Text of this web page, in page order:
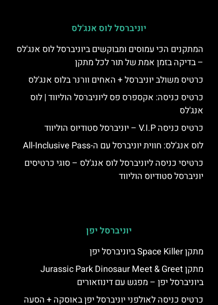
יוניברסל לוס אנג'לס
המתקנים הכי עמוסים ומבוקשים ביוניברסל לוס אנג'לס
– בדיקה בזמן אמת של תור לכל מתקן
כרטיס משולב יוניברסל + האחים וורנר בלוס אנג'לס
כרטיס כניסה: אקספרס פס ליוניברסל הוליווד | לוס
אנג'לס
כרטיס כניסה V.I.P – יוניברסל סטודיוס הוליווד
לוס אנג'לס: חווית יוניברסל עם ה-All-Inclusive Pass
כרטיסי כניסה ליוניברסל לוס אנג'לס – סוגי כרטיסים
יוניברסל סטודיוס הוליווד
יוניברסל יפן
מתקן Space Killer ביוניברסל יפן
מתקן Jurassic Park Dinosaur Meet & Greet
ביוניברסל יפן – מפגש עם דינוזאורים
כרטיס כניסה לאולפני יוניברסל יפן באוסקה + הסעה